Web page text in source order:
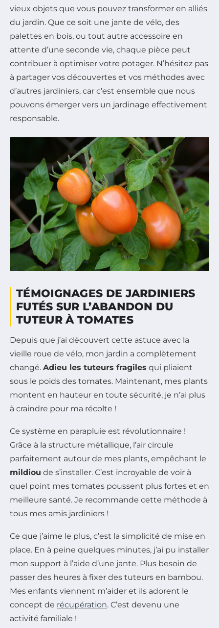
vieux objets que vous pouvez transformer en alliés
du jardin. Que ce soit une jante de vélo, des
palettes en bois, ou tout autre accessoire en
attente d’une seconde vie, chaque pièce peut
contribuer à optimiser votre potager. N’hésitez pas
à partager vos découvertes et vos méthodes avec
d’autres jardiniers, car c’est ensemble que nous
pouvons émerger vers un jardinage effectivement
responsable.
TÉMOIGNAGES DE JARDINIERS
FUTÉS SUR L’ABANDON DU
TUTEUR À TOMATES
Depuis que j’ai découvert cette astuce avec la
vieille roue de vélo, mon jardin a complètement
changé. Adieu les tuteurs fragiles qui pliaient
sous le poids des tomates. Maintenant, mes plants
montent en hauteur en toute sécurité, je n’ai plus
à craindre pour ma récolte !
Ce système en parapluie est révolutionnaire !
Grâce à la structure métallique, l’air circule
parfaitement autour de mes plants, empêchant le
mildiou de s’installer. C’est incroyable de voir à
quel point mes tomates poussent plus fortes et en
meilleure santé. Je recommande cette méthode à
tous mes amis jardiniers !
Ce que j’aime le plus, c’est la simplicité de mise en
place. En à peine quelques minutes, j’ai pu installer
mon support à l’aide d’une jante. Plus besoin de
passer des heures à fixer des tuteurs en bambou.
Mes enfants viennent m’aider et ils adorent le
concept de récupération. C’est devenu une
activité familiale !